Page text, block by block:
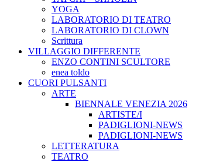
YOGA
LABORATORIO DI TEATRO
LABORATORIO DI CLOWN
Scrittura
VILLAGGIO DIFFERENTE
ENZO CONTINI SCULTORE
enea toldo
CUORI PULSANTI
ARTE
BIENNALE VENEZIA 2026
ARTISTE/I
PADIGLIONI-NEWS
PADIGLIONI-NEWS
LETTERATURA
TEATRO